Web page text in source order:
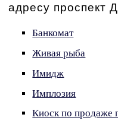
адресу проспект
Банкомат
Живая рыба
Имидж
Имплозия
Киоск по продаже